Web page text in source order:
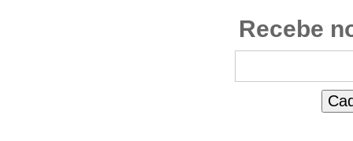
Recebe